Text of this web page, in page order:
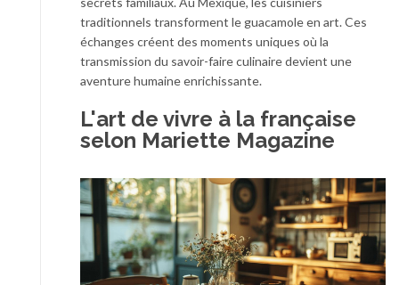
traditionnels transforment le guacamole en art. Ces
échanges créent des moments uniques où la
transmission du savoir-faire culinaire devient une
aventure humaine enrichissante.
L'art de vivre à la française
selon Mariette Magazine